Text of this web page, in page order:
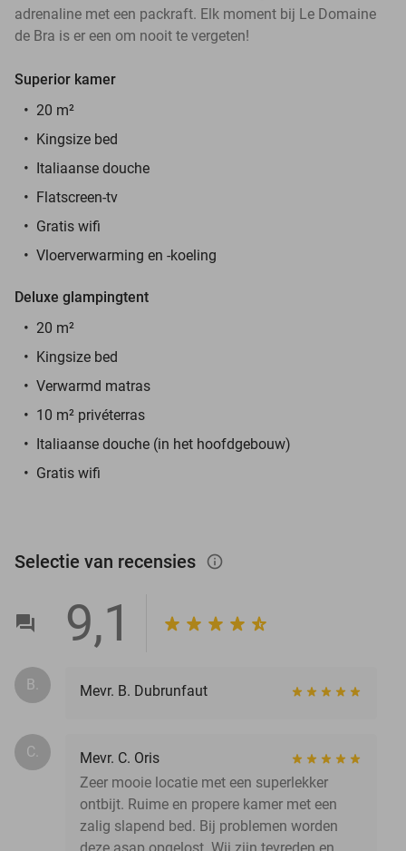
adrenaline met een packraft. Elk moment bij Le Domaine
de Bra is er een om nooit te vergeten!
Superior kamer
20 m²
Kingsize bed
Italiaanse douche
Flatscreen-tv
Gratis wifi
Vloerverwarming en -koeling
Deluxe glampingtent
20 m²
Kingsize bed
Verwarmd matras
10 m² privéterras
Italiaanse douche (in het hoofdgebouw)
Gratis wifi
Selectie van recensies info_outlined
9,1
B. Mevr. B. Dubrunfaut
C.
Mevr. C. Oris
Zeer mooie locatie met een superlekker
ontbijt. Ruime en propere kamer met een
zalig slapend bed. Bij problemen worden